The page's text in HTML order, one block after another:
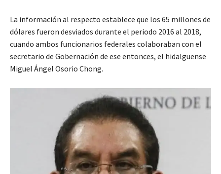
La información al respecto establece que los 65 millones de
dólares fueron desviados durante el periodo 2016 al 2018,
cuando ambos funcionarios federales colaboraban con el
secretario de Gobernación de ese entonces, el hidalguense
Miguel Ángel Osorio Chong.